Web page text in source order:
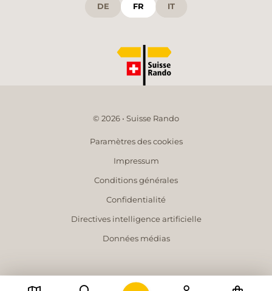
DE FR IT
© 2026 • Suisse Rando
Paramètres des cookies
Impressum
Conditions générales
Confidentialité
Directives intelligence artificielle
Données médias